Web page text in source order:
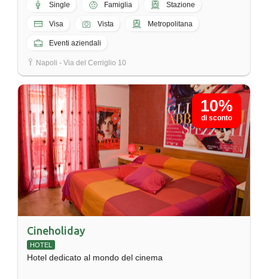
Single Famiglia Stazione
Visa Vista Metropolitana
Eventi aziendali
Napoli - Via del Cerriglio 10
10%
di sconto
Cineholiday
HOTEL
Hotel dedicato al mondo del cinema